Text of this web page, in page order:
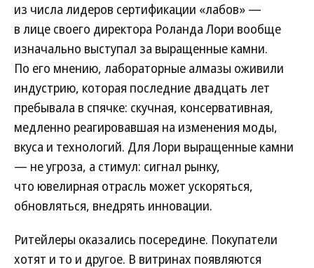
из числа лидеров сертификации «лабов» —
в лице своего директора Роланда Лори вообще
изначально выступал за выращенные камни.
По его мнению, лабораторные алмазы оживили
индустрию, которая последние двадцать лет
пребывала в спячке: скучная, консервативная,
медленно реагировавшая на изменения моды,
вкуса и технологий. Для Лори выращенные камни
— не угроза, а стимул: сигнал рынку,
что ювелирная отрасль может ускоряться,
обновляться, внедрять инновации.
Ритейлеры оказались посередине. Покупатели
хотят и то и другое. В витринах появляются